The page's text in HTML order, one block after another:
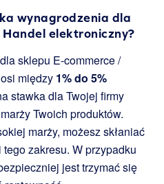
wynagrodzenia dla
elektroniczny?
sklepu E-commerce /
między 1% do 5%
stawka dla Twojej firmy
Twoich produktów.
marży, możesz skłaniać
zakresu. W przypadku
jest trzymać się